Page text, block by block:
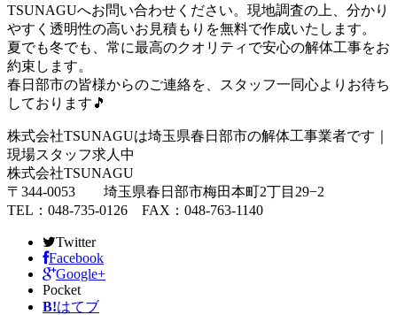
TSUNAGUへお問い合わせください。現地調査の上、分かり
やすく透明性の高いお見積もりを無料で作成いたします。
夏でも冬でも、常に最高のクオリティで安心の解体工事をお
約束します。
春日部市の皆様からのご連絡を、スタッフ一同心よりお待ち
しております🎵
株式会社TSUNAGUは埼玉県春日部市の解体工事業者です｜
現場スタッフ求人中
株式会社TSUNAGU
〒344-0053 埼玉県春日部市梅田本町2丁目29−2
TEL：048-735-0126 FAX：048-763-1140
Twitter
Facebook
Google+
Pocket
B!はてブ